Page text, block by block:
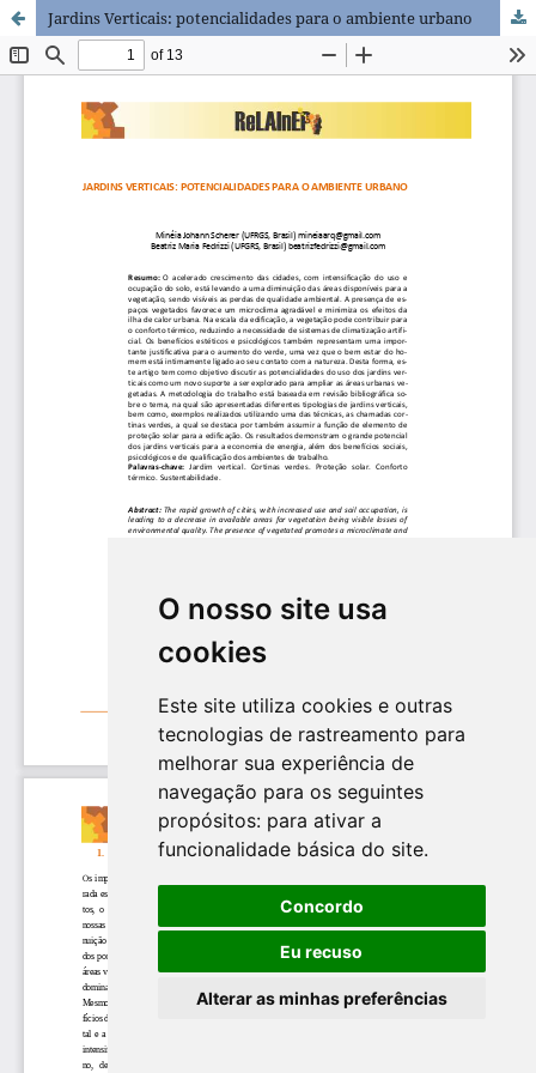
O nosso site usa
cookies
Este site utiliza cookies e outras
tecnologias de rastreamento para
melhorar sua experiência de
navegação para os seguintes
propósitos: para ativar a
funcionalidade básica do site.
Concordo
Eu recuso
Alterar as minhas preferências
Jardins Verticais: potencialidades para o ambiente urbano